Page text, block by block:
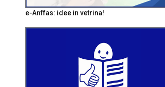
e-Anffas: idee in vetrina!